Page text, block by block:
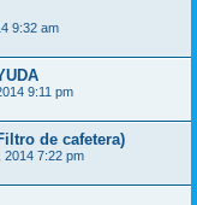
9:32 am
9:11 pm
de cafetera)
2014 7:22 pm